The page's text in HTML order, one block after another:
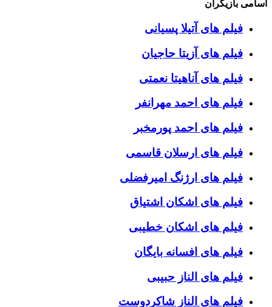
اسامی بازیگران
فیلم های آتیلا پسیانی
فیلم های آزیتا حاجیان
فیلم های آناهیتا نعمتی
فیلم های احمد مهرانفر
فیلم های احمد پورمخبر
فیلم های ارسلان قاسمی
فیلم های ارژنگ امیرفضلی
فیلم های اشکان اشتیاق
فیلم های اشکان خطیبی
فیلم های افسانه بایگان
فیلم های الناز حبیبی
فیلم های الناز شاکردوست